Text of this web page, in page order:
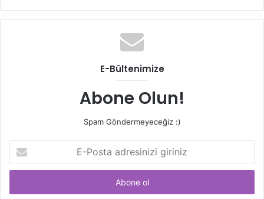
E-Bültenimize
Abone Olun!
Spam Göndermeyeceğiz :)
Posta
adresinizi